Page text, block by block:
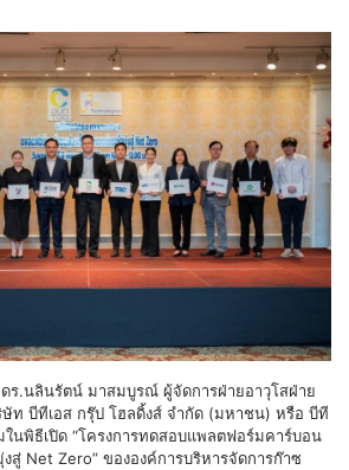
ร.นลินรัตน์ มาสมบูรณ์ ผู้จัดการฝ่ายอาวุโสฝ่าย
ท บีทีเอส กรุ๊ป โฮลดิ้งส์ จํากัด (มหาชน) หรือ บีที
ในพิธีเปิด “โครงการทดสอบแพลตฟอร์มคาร์บอน
สู่ Net Zero” ขององค์การบริหารจัดการก๊าซ